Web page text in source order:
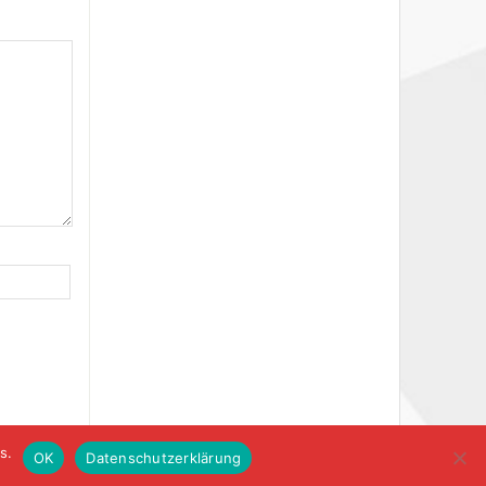
OK Datenschutzerklärung